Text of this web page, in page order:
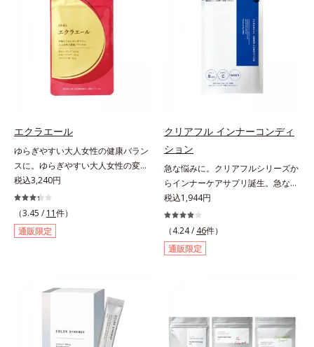
エクラエール
ゆらぎやすい大人女性の健康バラン
スに。ゆらぎやすい大人女性の変化
に寄り添うサプリメントです。2粒
に、女性の心強い味方である大豆イ
ソフラボン55mg(*1)と、金のユー
グレナ®(*2)250mgを配合しまし
た。フランス語で「輝き」を意味す
を、商品名に込めました。*1 アグ
リコン換算28mg*2 ユーグレナグラ
シリス粉末 金のユーグレナは株式
会社神鋼環境ソリューションの登録
税込3,240円
（3.45 / 11件）
通販限定
クリアフル インナーコンディ
ション
急な悩みに。クリアフルシリーズか
らインナーケアサプリ誕生。急な悩
みに。ケアに行き詰まったすべての
女性に送る、「クリアフルシリー
ズ」のオールインワンサプリメント
です。ビタミンB1とB2を配合。ビ
タミンB6とビタミンCは、タイムリ
ラミドをプラス。さらにストレス社
会に負けないためのGABAも配合し
ました。現代社会を生き抜く女性の
税込1,944円
（4.24 / 46件）
通販限定